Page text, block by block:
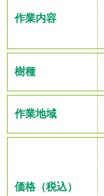
作業内容
樹種
作業地域
価格（税込）